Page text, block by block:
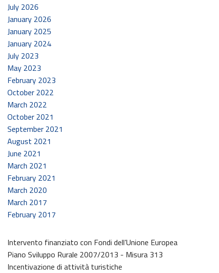
July 2026
January 2026
January 2025
January 2024
July 2023
May 2023
February 2023
October 2022
March 2022
October 2021
September 2021
August 2021
June 2021
March 2021
February 2021
March 2020
March 2017
February 2017
Intervento finanziato con Fondi dell’Unione Europea
Piano Sviluppo Rurale 2007/2013 - Misura 313
Incentivazione di attività turistiche